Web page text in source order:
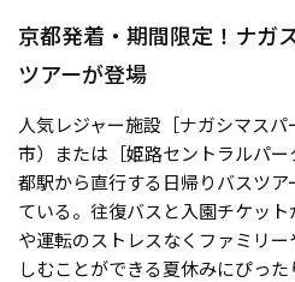
京都発着・期間限定！ナガ
ツアーが登場
人気レジャー施設［ナガシマス
市）または［姫路セントラルパ
都駅から直行する日帰りバスツ
ている。往復バスと入園チケッ
や運転のストレスなくファミリ
しむことができる夏休みにぴった